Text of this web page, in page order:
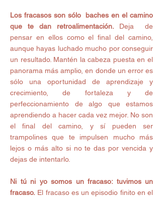
Los fracasos son sólo  baches en el camino
que te dan retroalimentación. Deja  de
pensar en ellos como el final del camino,
aunque hayas luchado mucho por conseguir
un resultado. Mantén la cabeza puesta en el
panorama más amplio, en donde un error es
sólo una oportunidad de aprendizaje y
crecimiento, de fortaleza y de
perfeccionamiento de algo que estamos
aprendiendo a hacer cada vez mejor. No son
el final del camino, y sí pueden ser
trampolines que te impulsen mucho más
lejos o más alto si no te das por vencida y
dejas de intentarlo.
Ni tú ni yo somos un fracaso: tuvimos un
fracaso. El fracaso es un episodio finito en el